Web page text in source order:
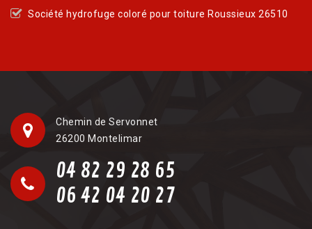
Société hydrofuge coloré pour toiture Roussieux 26510
Chemin de Servonnet
26200 Montelimar
04 82 29 28 65
06 42 04 20 27